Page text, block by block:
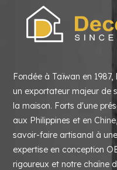
Fondée à Taïwan en
un exportateur majeur de
la maison. Forts d'une
aux Philippines et en
savoir-faire artisanal à
expertise en conception
rigoureux et notre chaîne